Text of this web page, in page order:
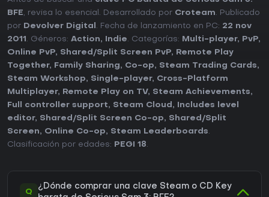
BFE, revisa lo esencial. Desarrollado por Croteam. Publicado
por Devolver Digital . Fecha de lanzamiento en PC: 22 nov
2011 . Géneros: Action, Indie. Categorías: Multi-player, PvP,
Online PvP, Shared/Split Screen PvP,
Remote Play
Together, Family Sharing, Co-op, Steam Trading Cards,
Steam Workshop, Single-player, Cross-Platform
Multiplayer, Remote Play on TV, Steam Achievements,
Full controller support, Steam Cloud ,
Includes level
editor, Shared/Split Screen Co-op, Shared/Split
Screen, Online Co-op, Steam Leaderboards.
Clasificación por edades:
PEGI 18.
Q
¿Dónde comprar una clave Steam o CD Key